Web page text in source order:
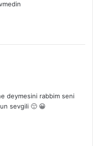
deymesini rabbim seni
sevgili 🙁 😀